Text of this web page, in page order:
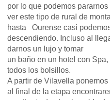
por lo que podemos
ver este tipo de rural de
hasta Ourense casi
descendiendo. Incluso al
darnos un lujo y tomar
un baño en un hotel con
todos los bolsillos.
A partir de Vilavella
al final de la etapa